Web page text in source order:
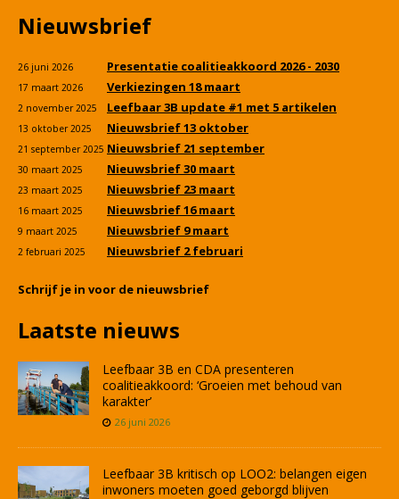
Nieuwsbrief
26 juni 2026 Presentatie coalitieakkoord 2026 - 2030
17 maart 2026 Verkiezingen 18 maart
2 november 2025 Leefbaar 3B update #1 met 5 artikelen
13 oktober 2025 Nieuwsbrief 13 oktober
21 september 2025 Nieuwsbrief 21 september
30 maart 2025 Nieuwsbrief 30 maart
23 maart 2025 Nieuwsbrief 23 maart
16 maart 2025 Nieuwsbrief 16 maart
9 maart 2025 Nieuwsbrief 9 maart
2 februari 2025 Nieuwsbrief 2 februari
Schrijf je in voor de nieuwsbrief
Laatste nieuws
Leefbaar 3B en CDA presenteren
coalitieakkoord: ‘Groeien met behoud van
karakter’
26 juni 2026
Leefbaar 3B kritisch op LOO2: belangen eigen
inwoners moeten goed geborgd blijven